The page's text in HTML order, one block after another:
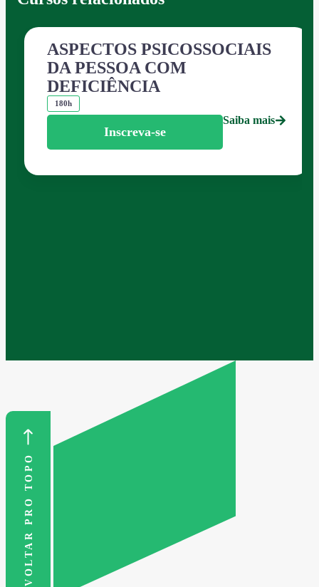
ASPECTOS PSICOSSOCIAIS
DA PESSOA COM
DEFICIÊNCIA
180h
Inscreva-se
Saiba mais
VOLTAR PRO TOPO